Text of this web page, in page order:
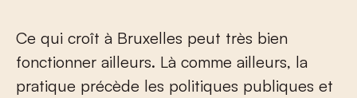
Ce qui croît à Bruxelles peut très bien
fonctionner ailleurs. Là comme ailleurs, la
pratique précède les politiques publiques et